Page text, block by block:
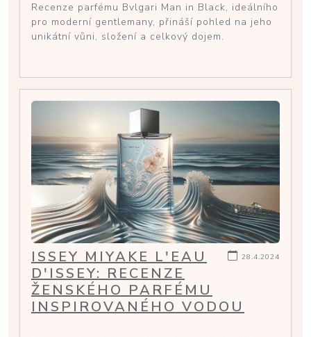
Recenze parfému Bvlgari Man in Black, ideálního
pro moderní gentlemany, přináší pohled na jeho
unikátní vůni, složení a celkový dojem.
28.4.2024
ISSEY MIYAKE L'EAU
D'ISSEY: RECENZE
ŽENSKÉHO PARFÉMU
INSPIROVANÉHO VODOU